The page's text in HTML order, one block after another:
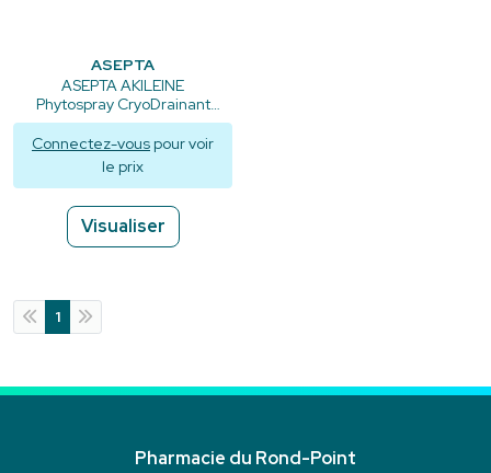
ASEPTA
ASEPTA AKILEINE
Phytospray CryoDrainant
-150ml
Connectez-vous pour voir
le prix
Visualiser
1
Pharmacie du Rond-Point